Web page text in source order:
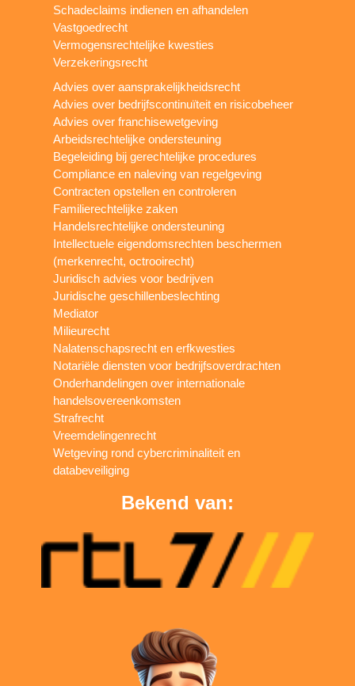
Schadeclaims indienen en afhandelen
Vastgoedrecht
Vermogensrechtelijke kwesties
Verzekeringsrecht
Advies over aansprakelijkheidsrecht
Advies over bedrijfscontinuïteit en risicobeheer
Advies over franchisewetgeving
Arbeidsrechtelijke ondersteuning
Begeleiding bij gerechtelijke procedures
Compliance en naleving van regelgeving
Contracten opstellen en controleren
Familierechtelijke zaken
Handelsrechtelijke ondersteuning
Intellectuele eigendomsrechten beschermen
(merkenrecht, octrooirecht)
Juridisch advies voor bedrijven
Juridische geschillenbeslechting
Mediator
Milieurecht
Nalatenschapsrecht en erfkwesties
Notariële diensten voor bedrijfsoverdrachten
Onderhandelingen over internationale
handelsovereenkomsten
Strafrecht
Vreemdelingenrecht
Wetgeving rond cybercriminaliteit en
databeveiliging
Bekend van: